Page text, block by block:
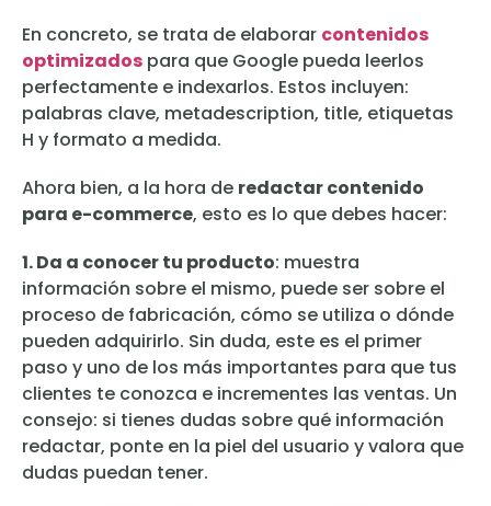
En concreto, se trata de elaborar contenidos
optimizados para que Google pueda leerlos
perfectamente e indexarlos. Estos incluyen:
palabras clave, metadescription, title, etiquetas
H y formato a medida.
Ahora bien, a la hora de redactar contenido
para e-commerce, esto es lo que debes hacer:
1. Da a conocer tu producto: muestra
información sobre el mismo, puede ser sobre el
proceso de fabricación, cómo se utiliza o dónde
pueden adquirirlo. Sin duda, este es el primer
paso y uno de los más importantes para que tus
clientes te conozca e incrementes las ventas. Un
consejo: si tienes dudas sobre qué información
redactar, ponte en la piel del usuario y valora que
dudas puedan tener.